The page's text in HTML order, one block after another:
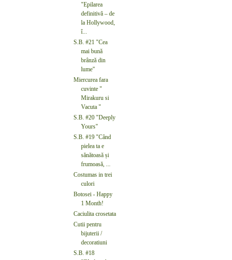
"Epilarea
definitivă – de
la Hollywood,
î...
S.B. #21 "Cea
mai bună
brânză din
lume"
Miercurea fara
cuvinte "
Mirakuru si
Vacuta "
S.B. #20 "Deeply
Yours"
S.B. #19 "Când
pielea ta e
sănătoasă și
frumoasă, ...
Costumas in trei
culori
Botosei - Happy
1 Month!
Caciulita crosetata
Cutii pentru
bijuterii /
decoratiuni
S.B. #18